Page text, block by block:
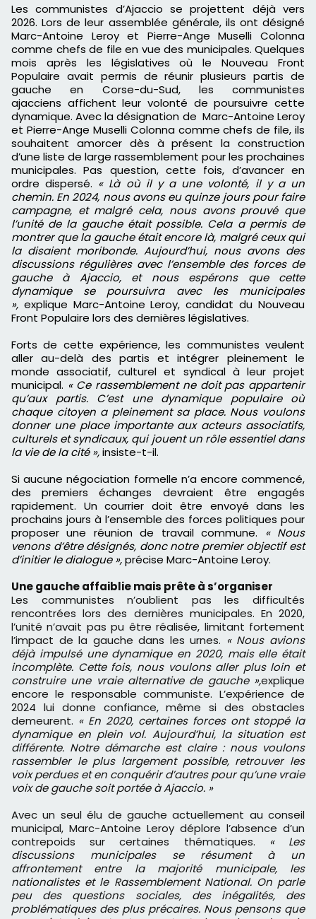
Les communistes d’Ajaccio se projettent déjà vers
2026. Lors de leur assemblée générale, ils ont désigné
Marc-Antoine Leroy et Pierre-Ange Muselli Colonna
comme chefs de file en vue des municipales. Quelques
mois après les législatives où le Nouveau Front
Populaire avait permis de réunir plusieurs partis de
gauche en Corse-du-Sud, les communistes
ajacciens affichent leur volonté de poursuivre cette
dynamique. Avec la désignation de Marc-Antoine Leroy
et Pierre-Ange Muselli Colonna comme chefs de file, ils
souhaitent amorcer dès à présent la construction
d’une liste de large rassemblement pour les prochaines
municipales. Pas question, cette fois, d’avancer en
ordre dispersé. « Là où il y a une volonté, il y a un
chemin. En 2024, nous avons eu quinze jours pour faire
campagne, et malgré cela, nous avons prouvé que
l’unité de la gauche était possible. Cela a permis de
montrer que la gauche était encore là, malgré ceux qui
la disaient moribonde. Aujourd’hui, nous avons des
discussions régulières avec l’ensemble des forces de
gauche à Ajaccio, et nous espérons que cette
dynamique se poursuivra avec les municipales
», explique Marc-Antoine Leroy, candidat du Nouveau
Front Populaire lors des dernières législatives.
Forts de cette expérience, les communistes veulent
aller au-delà des partis et intégrer pleinement le
monde associatif, culturel et syndical à leur projet
municipal. « Ce rassemblement ne doit pas appartenir
qu’aux partis. C’est une dynamique populaire où
chaque citoyen a pleinement sa place. Nous voulons
donner une place importante aux acteurs associatifs,
culturels et syndicaux, qui jouent un rôle essentiel dans
la vie de la cité »,insiste-t-il.
Si aucune négociation formelle n’a encore commencé,
des premiers échanges devraient être engagés
rapidement. Un courrier doit être envoyé dans les
prochains jours à l’ensemble des forces politiques pour
proposer une réunion de travail commune.
« Nous
venons d’être désignés, donc notre premier objectif est
d’initier le dialogue »,précise Marc-Antoine Leroy.
Une gauche affaiblie mais prête à s’organiser
Les communistes n’oublient pas les difficultés
rencontrées lors des dernières municipales. En 2020,
l’unité n’avait pas pu être réalisée, limitant fortement
l’impact de la gauche dans les urnes. « Nous avions
déjà impulsé une dynamique en 2020, mais elle était
incomplète. Cette fois, nous voulons aller plus loin et
construire une vraie alternative de gauche »,explique
encore le responsable communiste. L’expérience de
2024 lui donne confiance, même si des obstacles
demeurent. « En 2020, certaines forces ont stoppé la
dynamique en plein vol. Aujourd’hui, la situation est
différente. Notre démarche est claire : nous voulons
rassembler le plus largement possible, retrouver les
voix perdues et en conquérir d’autres pour qu’une vraie
voix de gauche soit portée à Ajaccio. »
Avec un seul élu de gauche actuellement au conseil
municipal, Marc-Antoine Leroy déplore l’absence d’un
contrepoids sur certaines thématiques.
« Les
discussions municipales se résument à un
affrontement entre la majorité municipale, les
nationalistes et le Rassemblement National. On parle
peu des questions sociales, des inégalités, des
problématiques des plus précaires. Nous pensons que